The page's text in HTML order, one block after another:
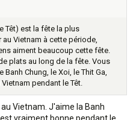
Têt) est la fête la plus
Vietnam à cette période,
aiment beaucoup cette fête.
plats au long de la fête. Vous
Chung, le Xoi, le Thit Ga,
pendant le Têt.
Vietnam. J'aime la Banh